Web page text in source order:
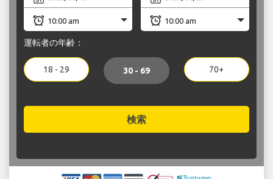
運転者の年齢：
18 - 29 30 - 69 70+
検索